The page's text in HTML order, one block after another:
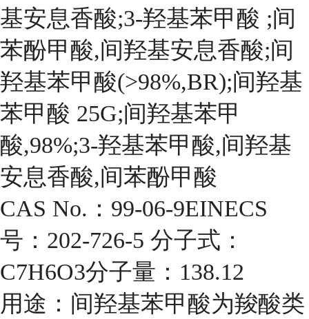
基安息香酸;3-羟基苯甲酸 ;间
苯酚甲酸,间羟基安息香酸;间
羟基苯甲酸(>98%,BR);间羟基
苯甲酸 25G;间羟基苯甲
酸,98%;3-羟基苯甲酸,间羟基
安息香酸,间苯酚甲酸
CAS No.：99-06-9EINECS
号：202-726-5 分子式：
C7H6O3分子量：138.12
用途：间羟基苯甲酸为羧酸类